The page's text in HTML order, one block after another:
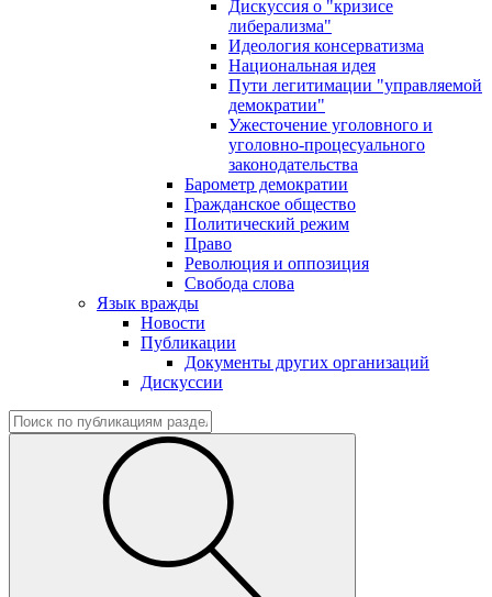
Дискуссия о "кризисе
либерализма"
Идеология консерватизма
Национальная идея
Пути легитимации "управляемой
демократии"
Ужесточение уголовного и
уголовно-процесуального
законодательства
Барометр демократии
Гражданское общество
Политический режим
Право
Революция и оппозиция
Свобода слова
Язык вражды
Новости
Публикации
Документы других организаций
Дискуссии